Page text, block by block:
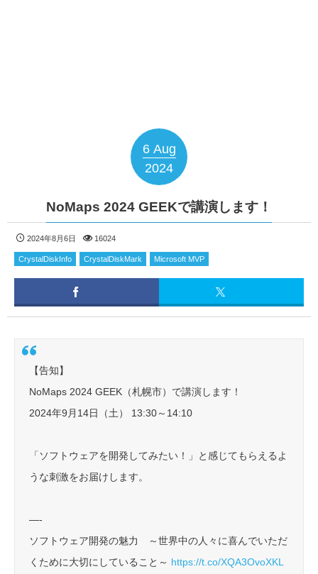
6 Aug
2024
NoMaps 2024 GEEKで講演します！
2024年8月6日 16024
CrystalDiskInfo CrystalDiskMark Microsoft MVP
【告知】
NoMaps 2024 GEEK（札幌市）で講演します！
2024年9月14日（土） 13:30～14:10
「ソフトウェアを開発してみたい！」と感じてもらえるよ
うな刺激をお届けします。
—-
ソフトウェア開発の魅力 ～世界中の人々に喜んでいただ
くために大切にしていること～ https://t.co/XQA3OvoXKL